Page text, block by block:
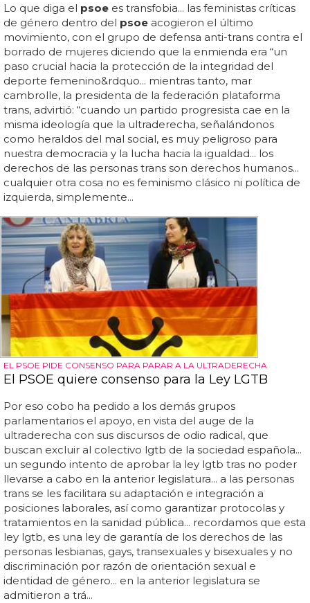
Lo que diga el psoe es transfobia... las feministas críticas
de género dentro del psoe acogieron el último
movimiento, con el grupo de defensa anti-trans contra el
borrado de mujeres diciendo que la enmienda era “un
paso crucial hacia la protección de la integridad del
deporte femenino&rdquo... mientras tanto, mar
cambrolle, la presidenta de la federación plataforma
trans, advirtió: “cuando un partido progresista cae en la
misma ideología que la ultraderecha, señalándonos
como heraldos del mal social, es muy peligroso para
nuestra democracia y la lucha hacia la igualdad... los
derechos de las personas trans son derechos humanos...
cualquier otra cosa no es feminismo clásico ni política de
izquierda, simplemente...
EL PSOE PIDE CONSENSO PARA PARAR A LA ULTRADERECHA
El PSOE quiere consenso para la Ley LGTB
Por eso cobo ha pedido a los demás grupos
parlamentarios el apoyo, en vista del auge de la
ultraderecha con sus discursos de odio radical, que
buscan excluir al colectivo lgtb de la sociedad española...
un segundo intento de aprobar la ley lgtb tras no poder
llevarse a cabo en la anterior legislatura... a las personas
trans se les facilitara su adaptación e integración a
posiciones laborales, así como garantizar protocolas y
tratamientos en la sanidad pública... recordamos que esta
ley lgtb, es una ley de garantía de los derechos de las
personas lesbianas, gays, transexuales y bisexuales y no
discriminación por razón de orientación sexual e
identidad de género... en la anterior legislatura se
admitieron a trá...